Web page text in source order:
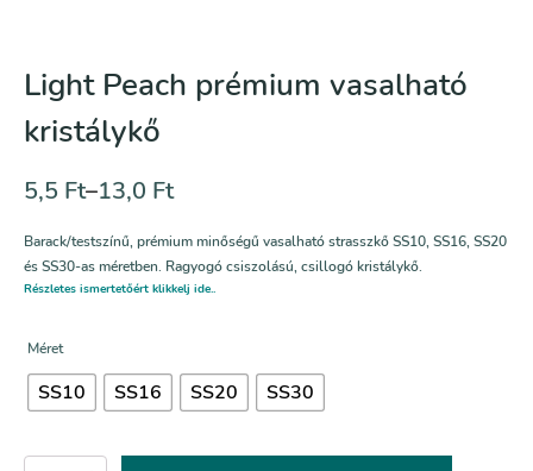
Light Peach prémium vasalható
kristálykő
5,5 Ft–13,0 Ft
Barack/testszínű, prémium minőségű vasalható strasszkő SS10, SS16, SS20
és SS30-as méretben. Ragyogó csiszolású, csillogó kristálykő.
Részletes ismertetőért klikkelj ide..
Méret
SS10 SS16 SS20 SS30